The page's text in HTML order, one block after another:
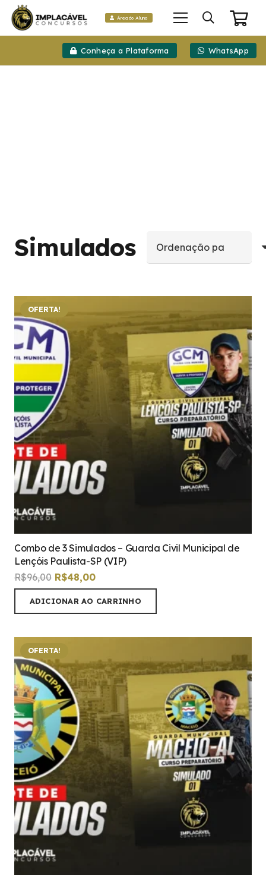
Área do Aluno
Conheça a Plataforma WhatsApp
Simulados
OFERTA!
Combo de 3 Simulados – Guarda Civil Municipal de
Lençóis Paulista-SP (VIP)
R$96,00 O
preço
original
R$96,00.
R$48,00O
preço
atual
R$48,00.
ADICIONAR AO CARRINHO
OFERTA!